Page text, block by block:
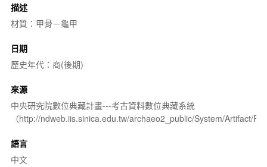
描述
材質：甲骨－龜甲
日期
歷史年代：商(後期)
來源
中央研究院數位典藏計畫---考古資料數位典藏系統
（http://ndweb.iis.sinica.edu.tw/archaeo2_public/System/Artifact/
語言
中文